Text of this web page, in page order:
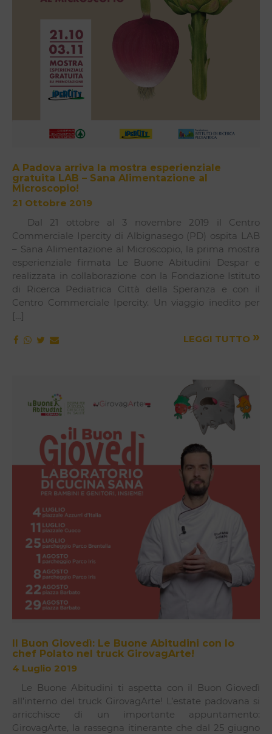
A Padova arriva la mostra esperienziale
gratuita LAB – Sana Alimentazione al
Microscopio!
21 Ottobre 2019
Dal 21 ottobre al 3 novembre 2019 il Centro
Commerciale Ipercity di Albignasego (PD) ospita LAB
– Sana Alimentazione al Microscopio, la prima mostra
esperienziale firmata Le Buone Abitudini Despar e
realizzata in collaborazione con la Fondazione Istituto
di Ricerca Pediatrica Città della Speranza e con il
Centro Commerciale Ipercity. Un viaggio inedito per
[…]
LEGGI TUTTO »
Il Buon Giovedì: Le Buone Abitudini con lo
chef Polato nel truck GirovagArte!
4 Luglio 2019
Le Buone Abitudini ti aspetta con il Buon Giovedì
all’interno del truck GirovagArte! L’estate padovana si
arricchisce di un importante appuntamento:
GirovagArte, la rassegna itinerante che dal 25 giugno